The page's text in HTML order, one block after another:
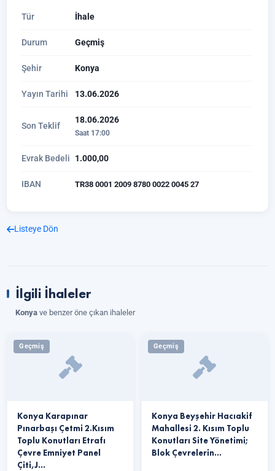
Tür İhale
Durum Geçmiş
Şehir Konya
Yayın Tarihi 13.06.2026
Son Teklif
18.06.2026
Saat 17:00
Evrak Bedeli 1.000,00
IBAN TR38 0001 2009 8780 0022 0045 27
Listeye Dön
İlgili İhaleler
Konya ve benzer öne çıkan ihaleler
Geçmiş
Konya Karapınar
Pınarbaşı Çetmi 2.Kısım
Toplu Konutları Etrafı
Çevre Emniyet Panel
Çiti,J…
Geçmiş
Konya Beyşehir Hacıakif
Mahallesi 2. Kısım Toplu
Konutları Site Yönetimi;
Blok Çevrelerin…